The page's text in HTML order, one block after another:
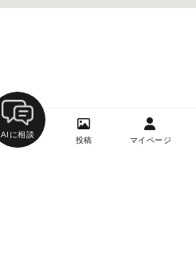
AIに相談
投稿 マイページ